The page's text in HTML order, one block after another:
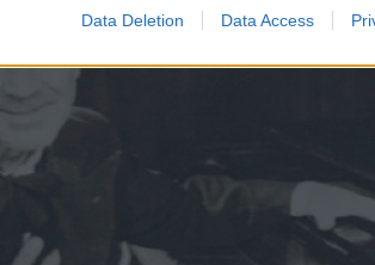
Data Deletion Data Access